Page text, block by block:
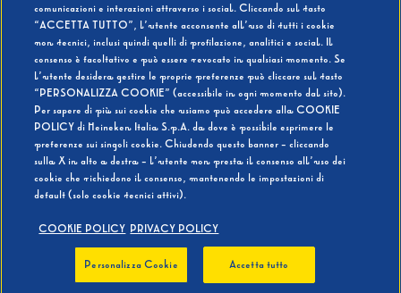
BEVI RESPONSABILMENTE
comunicazioni e interazioni attraverso i social. Cliccando sul tasto
“ACCETTA TUTTO”, l’utente acconsente all’uso di tutti i cookie
non tecnici, inclusi quindi quelli di profilazione, analitici e social. Il
consenso è facoltativo e può essere revocato in qualsiasi momento. Se
l’utente desidera gestire le proprie preferenze può cliccare sul tasto
“PERSONALIZZA COOKIE” (accessibile in ogni momento dal sito).
Per sapere di più sui cookie che usiamo può accedere alla COOKIE
POLICY di Heineken Italia S.p.A. da dove è possibile esprimere le
preferenze sui singoli cookie. Chiudendo questo banner - cliccando
sulla X in alto a destra - l’utente non presta il consenso all’uso dei
cookie che richiedono il consenso, mantenendo le impostazioni di
default (solo cookie tecnici attivi).
COOKIE POLICY PRIVACY POLICY
Personalizza Cookie Accetta tutto